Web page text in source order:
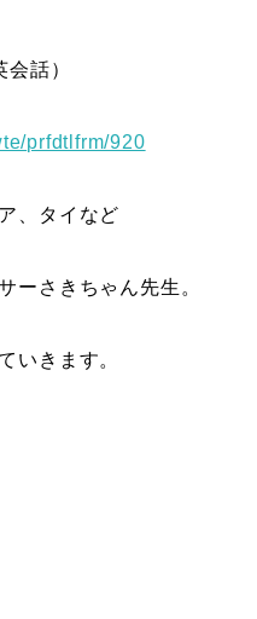
話）
prfdtlfrm/920
、タイなど
ーさきちゃん先生。
いきます。